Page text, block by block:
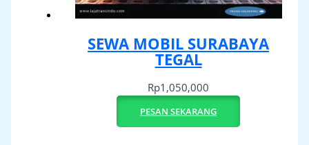
SEWA MOBIL SURABAYA
TEGAL
Rp1,050,000
PESAN SEKARANG